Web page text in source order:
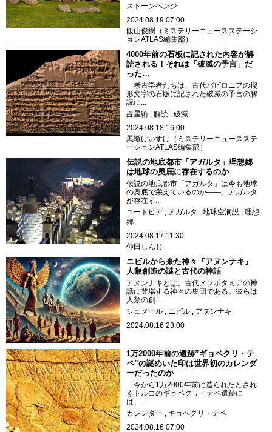
ストーンヘンジ
2024.08.19 07:00
飯山俊樹（ミステリーニュースステーシ
ョンATLAS編集部）
4000年前の石板に記された内容が解
読される！それは「破滅の予言」だ
った…
考古学者たちは、古代バビロニアの楔
形文字の石版に記された破滅の予言の解
読に...
占星術
解読
破滅
2024.08.18 16:00
黒蠍けいすけ（ミステリーニュースステ
ーションATLAS編集部）
伝説の地底都市「アガルタ」理想郷
は地球の奥底に存在するのか
伝説の地底都市「アガルタ」は今も地球
の奥底で栄えているのか――。アガルタ
が存在す...
ユートピア
アガルタ 地球空洞説
理想
郷
2024.08.17 11:30
仲田しんじ
ニビルから来た神々『アヌンナキ』
人類創造の謎と古代の神話
アヌンナキとは、古代メソポタミアの神
話に登場する神々の集団である。彼らは
人類の創...
シュメール
ニビル
アヌンナキ
2024.08.16 23:00
1万2000年前の遺跡”ギョベクリ・テ
ペ”の謎めいた印は世界初のカレンダ
ーだったのか
今から1万2000年前に造られたとされ
るトルコのギョベクリ・テペ遺跡に
は、...
カレンダー
ギョベクリ・テペ
2024.08.16 07:00